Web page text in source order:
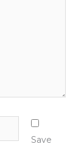
Save